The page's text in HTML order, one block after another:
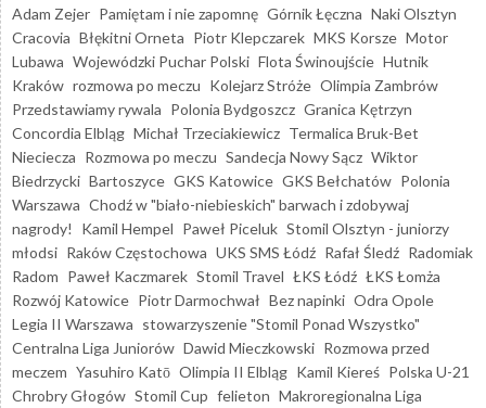
Adam Zejer Pamiętam i nie zapomnę Górnik Łęczna Naki Olsztyn
Cracovia Błękitni Orneta Piotr Klepczarek MKS Korsze Motor
Lubawa Wojewódzki Puchar Polski Flota Świnoujście Hutnik
Kraków rozmowa po meczu Kolejarz Stróże Olimpia Zambrów
Przedstawiamy rywala Polonia Bydgoszcz Granica Kętrzyn
Concordia Elbląg Michał Trzeciakiewicz Termalica Bruk-Bet
Nieciecza Rozmowa po meczu Sandecja Nowy Sącz Wiktor
Biedrzycki Bartoszyce GKS Katowice GKS Bełchatów Polonia
Warszawa Chodź w "biało-niebieskich" barwach i zdobywaj
nagrody!
Kamil Hempel Paweł Piceluk Stomil Olsztyn - juniorzy
młodsi Raków Częstochowa UKS SMS Łódź Rafał Śledź Radomiak
Radom Paweł Kaczmarek Stomil Travel ŁKS Łódź ŁKS Łomża
Rozwój Katowice Piotr Darmochwał Bez napinki Odra Opole
Legia II Warszawa stowarzyszenie "Stomil Ponad Wszystko"
Centralna Liga Juniorów Dawid Mieczkowski Rozmowa przed
meczem Yasuhiro Katō Olimpia II Elbląg Kamil Kiereś Polska U-21
Chrobry Głogów Stomil Cup felieton Makroregionalna Liga